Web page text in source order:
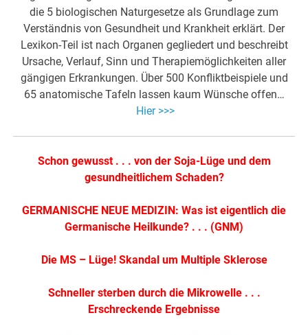
die 5 biologischen Naturgesetze als Grundlage zum
Verständnis von Gesundheit und Krankheit erklärt. Der
Lexikon-Teil ist nach Organen gegliedert und beschreibt
Ursache, Verlauf, Sinn und Therapiemöglichkeiten aller
gängigen Erkrankungen. Über 500 Konfliktbeispiele und
65 anatomische Tafeln lassen kaum Wünsche offen…
Hier >>>
Schon gewusst . . . von der Soja-Lüge und dem
gesundheitlichem Schaden?
GERMANISCHE NEUE MEDIZIN: Was ist eigentlich die
Germanische Heilkunde? . . . (GNM)
Die MS – Lüge! Skandal um Multiple Sklerose
Schneller sterben durch die Mikrowelle . . .
Erschreckende Ergebnisse